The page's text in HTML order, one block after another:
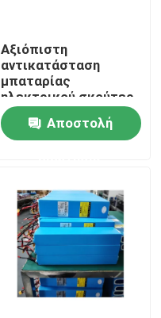
Αξιόπιστη
αντικατάσταση
μπαταρίας
ηλεκτρικού σκούτερ
για βελτιωμένη
απόδοσηΑποστολή